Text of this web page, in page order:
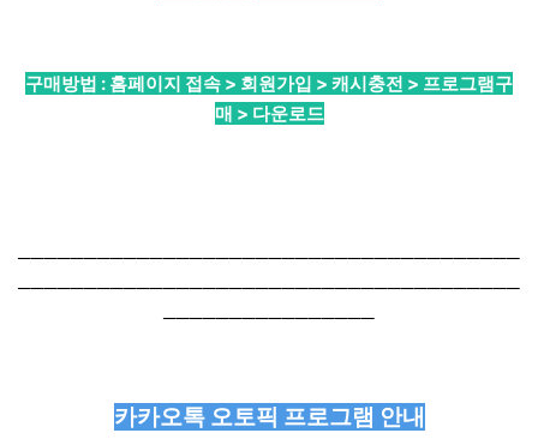
구매방법 : 홈페이지 접속 > 회원가입 > 캐시충전 > 프로그램구
매 > 다운로드
──────────────────────────────────────
──────────────────────────────────────
────────────────
카카오톡 오토픽 프로그램 안내